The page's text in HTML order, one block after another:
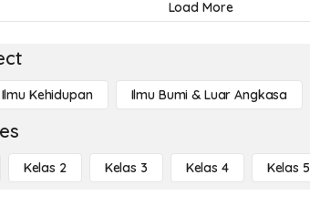
Load More
Ilmu Kehidupan Ilmu Bumi & Luar Angkasa
Kelas 2 Kelas 3 Kelas 4 Kelas 5